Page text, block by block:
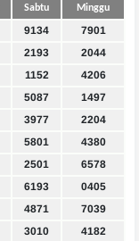
Sabtu Minggu
9134
7901
2193
2044
1152
4206
5087
1497
3977
2204
5801
4380
2501
6578
6193
0405
4871
7039
3010
4182